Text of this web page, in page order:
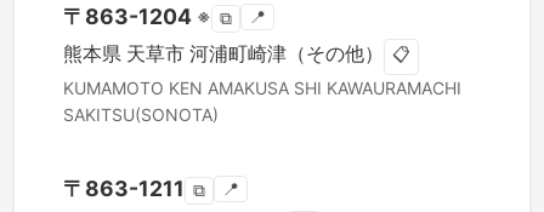
〒 863-1204 ※ ⧉ 📍
熊本県 天草市 河浦町崎津（その他） 📋
KUMAMOTO KEN AMAKUSA SHI KAWAURAMACHI
SAKITSU(SONOTA)
〒 863-1211 ⧉ 📍